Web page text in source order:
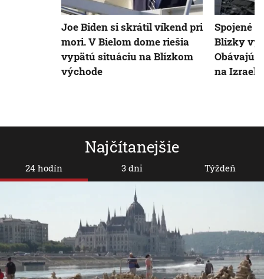
Najčítanejšie
24 hodín 3 dni Týždeň
Joe Biden si skrátil víkend pri
mori. V Bielom dome riešia
vypätú situáciu na Blízkom
východe
Spojené
Blízky
Obávajú
na Izrael